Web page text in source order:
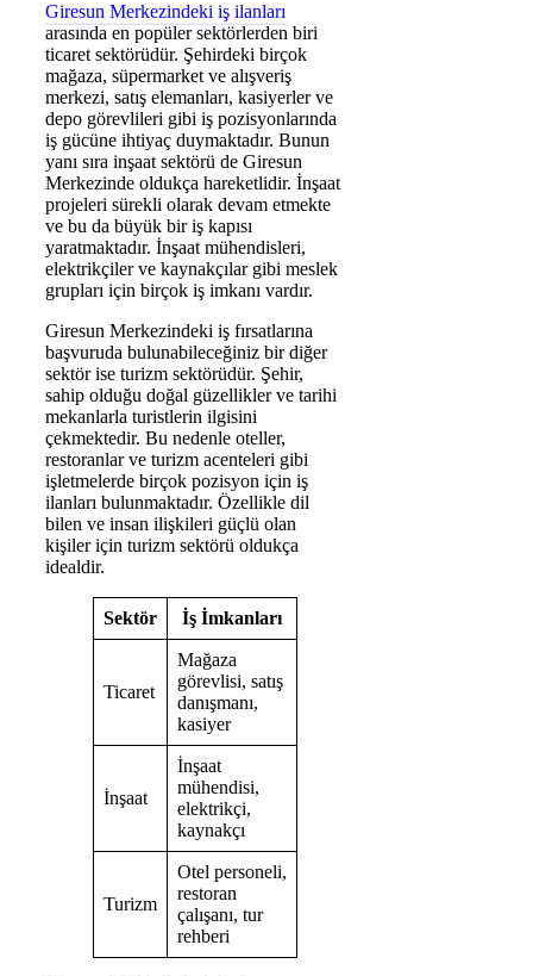
Giresun Merkezindeki iş ilanları
arasında en popüler sektörlerden biri
ticaret sektörüdür. Şehirdeki birçok
mağaza, süpermarket ve alışveriş
merkezi, satış elemanları, kasiyerler ve
depo görevlileri gibi iş pozisyonlarında
iş gücüne ihtiyaç duymaktadır. Bunun
yanı sıra inşaat sektörü de Giresun
Merkezinde oldukça hareketlidir. İnşaat
projeleri sürekli olarak devam etmekte
ve bu da büyük bir iş kapısı
yaratmaktadır. İnşaat mühendisleri,
elektrikçiler ve kaynakçılar gibi meslek
grupları için birçok iş imkanı vardır.
Giresun Merkezindeki iş fırsatlarına
başvuruda bulunabileceğiniz bir diğer
sektör ise turizm sektörüdür. Şehir,
sahip olduğu doğal güzellikler ve tarihi
mekanlarla turistlerin ilgisini
çekmektedir. Bu nedenle oteller,
restoranlar ve turizm acenteleri gibi
işletmelerde birçok pozisyon için iş
ilanları bulunmaktadır. Özellikle dil
bilen ve insan ilişkileri güçlü olan
kişiler için turizm sektörü oldukça
idealdir.
Sektör İş İmkanları
Ticaret
Mağaza
görevlisi, satış
danışmanı,
kasiyer
İnşaat
İnşaat
mühendisi,
elektrikçi,
kaynakçı
Turizm
Otel personeli,
restoran
çalışanı, tur
rehberi